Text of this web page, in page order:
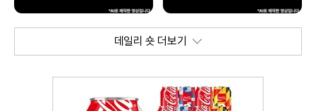
데일리 숏 더보기